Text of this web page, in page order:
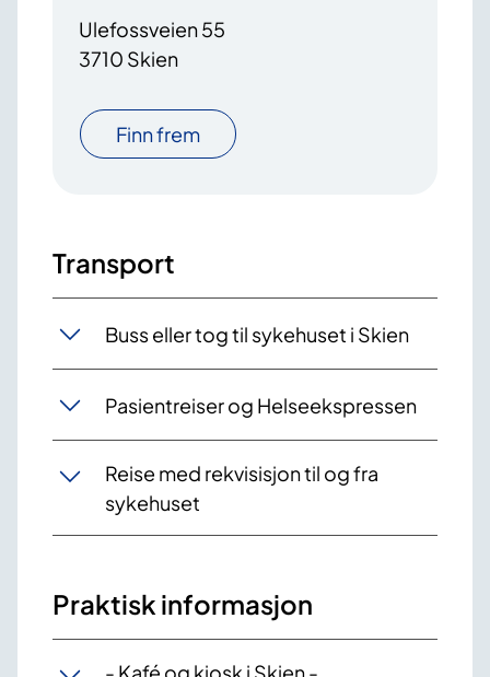
Ulefossveien 55
3710 Skien
Finn frem
Transport
Buss eller tog til sykehuset i Skien
Pasientreiser og Helseekspressen
Reise med rekvisisjon til og fra
sykehuset
Praktisk informasjon